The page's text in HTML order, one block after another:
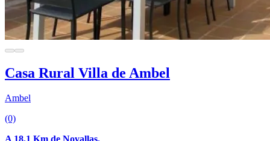
Casa Rural Villa de Ambel
Ambel
(0)